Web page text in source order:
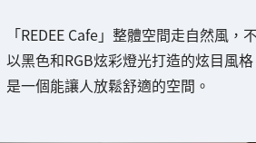
「REDEE Cafe」整體空間走自然風，
以黑色和RGB炫彩燈光打造的炫目風格
是一個能讓人放鬆舒適的空間。